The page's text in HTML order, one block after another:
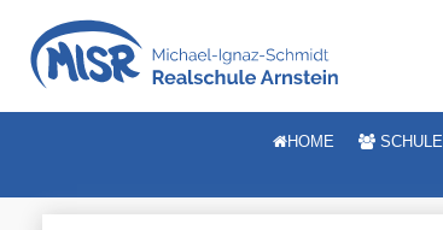
HOME SCHULE